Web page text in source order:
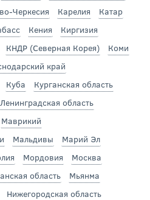
Черкесия Карелия
Катар
Кения
Киргизия
КНДР (Северная Корея)
Коми
край
Куба
Курганская область
Ленинградская область
Маврикий
Мальдивы
Марий Эл
Мордовия
Москва
область
Мьянма
Нижегородская область